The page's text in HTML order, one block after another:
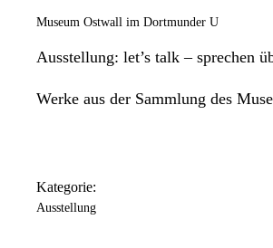
Museum Ostwall im Dortmunder U
Ausstellung: let’s talk – sprechen
Werke aus der Sammlung des
Kategorie:
Ausstellung